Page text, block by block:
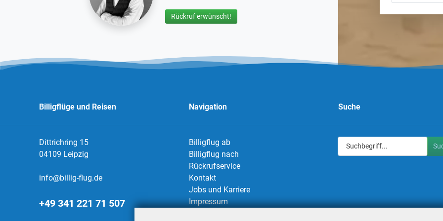
Rückruf erwünscht!
Billigflüge und Reisen
Dittrichring 15
04109 Leipzig
info@billig-flug.de
+49 341 221 71 507
Navigation
Billigflug ab
Billigflug nach
Rückrufservice
Kontakt
Jobs und Karriere
Impressum
Suche